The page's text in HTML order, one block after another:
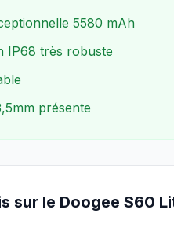
5580 mAh
IP68 très robuste
présente
sur le Doogee S60